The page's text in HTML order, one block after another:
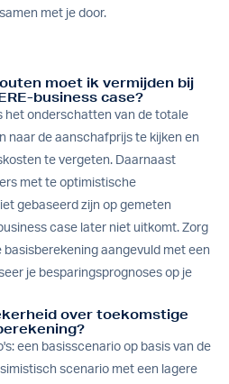
met je door.
moet ik vermijden bij
business case?
het onderschatten van de totale
naar de aanschafprijs te kijken en
te vergeten. Daarnaast
met te optimistische
gebaseerd zijn op gemeten
case later niet uitkomt. Zorg
aangevuld met een
je besparingsprognoses op je
over toekomstige
een basisscenario op basis van de
scenario met een lagere